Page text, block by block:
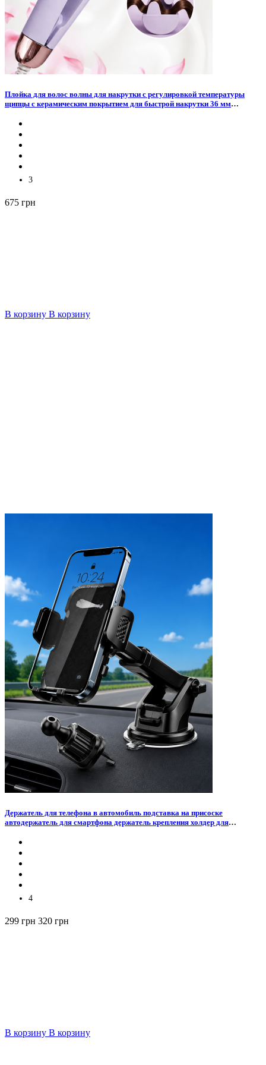
Плойка для волос волны для накрутки с регулировкой температуры
щипцы с керамическим покрытием для быстрой накрутки 36 мм
3
675 грн
В корзину В корзину
Держатель для телефона в автомобиль подставка на присоске
автодержатель для смартфона держатель крепления холдер для
4
299 грн 320 грн
В корзину В корзину